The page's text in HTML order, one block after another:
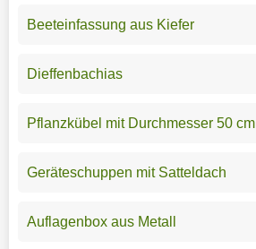
Beeteinfassung aus Kiefer
Dieffenbachias
Pflanzkübel mit Durchmesser 50 cm
Geräteschuppen mit Satteldach
Auflagenbox aus Metall